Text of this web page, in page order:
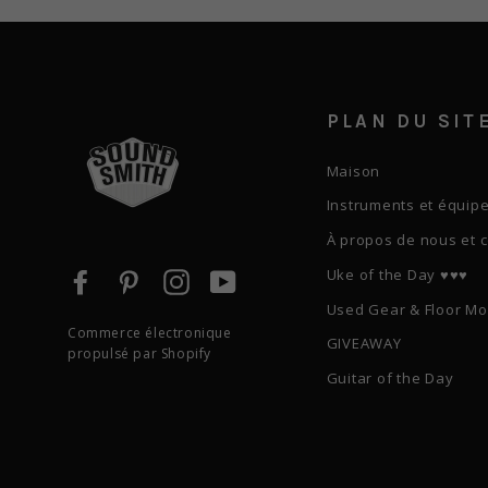
FacebookPinterestInstagram
Commerce électronique
propulsé par Shopify
PLAN DU
Maison
Instruments et
À propos de nous et
Uke of the Day ♥️♥️♥️
Used Gear & Floor
GIVEAWAY
Guitar of the Day